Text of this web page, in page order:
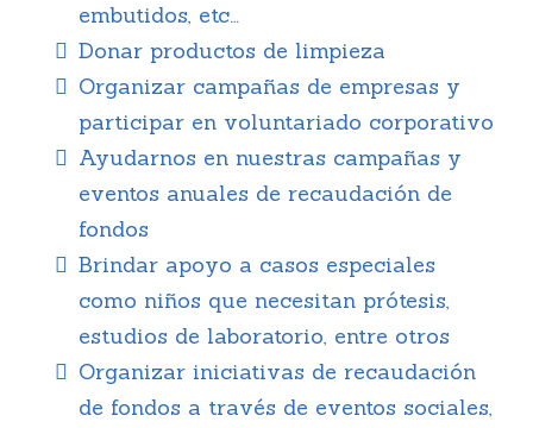
embutidos, etc…
Donar productos de limpieza
Organizar campañas de empresas y
participar en voluntariado corporativo
Ayudarnos en nuestras campañas y
eventos anuales de recaudación de
fondos
Brindar apoyo a casos especiales
como niños que necesitan prótesis,
estudios de laboratorio, entre otros
Organizar iniciativas de recaudación
de fondos a través de eventos sociales,